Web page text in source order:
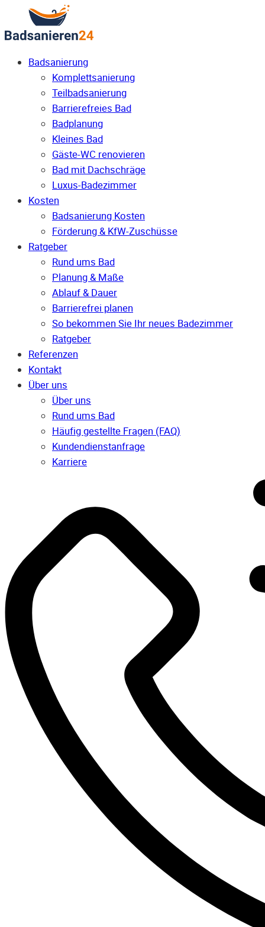
Badsanierung
Komplettsanierung
Teilbadsanierung
Barrierefreies Bad
Badplanung
Kleines Bad
Gäste-WC renovieren
Bad mit Dachschräge
Luxus-Badezimmer
Kosten
Badsanierung Kosten
Förderung & KfW-Zuschüsse
Ratgeber
Rund ums Bad
Planung & Maße
Ablauf & Dauer
Barrierefrei planen
So bekommen Sie Ihr neues Badezimmer
Ratgeber
Referenzen
Kontakt
Über uns
Über uns
Rund ums Bad
Häufig gestellte Fragen (FAQ)
Kunden­dienst­anfrage
Karriere